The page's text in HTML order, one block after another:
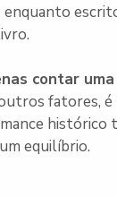
contar
fatores, é
histórico
equilíbrio.